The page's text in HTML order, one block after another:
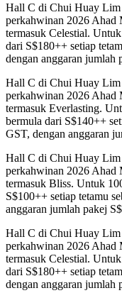
Hall C di Chui Huay Lim
perkahwinan 2026 Ahad
termasuk Celestial.
dari S$180++ setiap
dengan anggaran jumlah
Hall C di Chui Huay Lim
perkahwinan 2026 Ahad
termasuk Everlasting.
bermula dari S$140++
GST, dengan anggaran
Hall C di Chui Huay Lim
perkahwinan 2026 Ahad
termasuk Bliss. Untuk
S$100++ setiap tetamu
anggaran jumlah pakej
Hall C di Chui Huay Lim
perkahwinan 2026 Ahad
termasuk Celestial.
dari S$180++ setiap
dengan anggaran jumlah